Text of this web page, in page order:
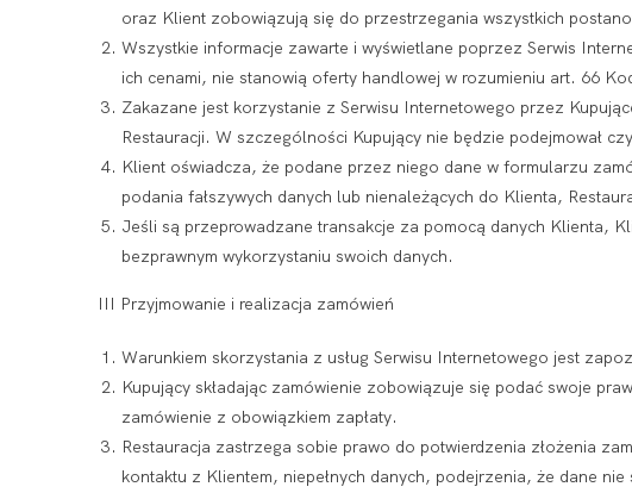
oraz Klient zobowiązują się do przestrzegania wszystkich
Wszystkie informacje zawarte i wyświetlane poprzez Serwis
ich cenami, nie stanowią oferty handlowej w rozumieniu art. 66
Zakazane jest korzystanie z Serwisu Internetowego przez
Restauracji. W szczególności Kupujący nie będzie podejmował
Klient oświadcza, że podane przez niego dane w formularzu
podania fałszywych danych lub nienależących do Klienta,
Jeśli są przeprowadzane transakcje za pomocą danych Klienta,
bezprawnym wykorzystaniu swoich danych.
III Przyjmowanie i realizacja zamówień
Warunkiem skorzystania z usług Serwisu Internetowego jest
Kupujący składając zamówienie zobowiązuje się podać swoje
zamówienie z obowiązkiem zapłaty.
Restauracja zastrzega sobie prawo do potwierdzenia złożenia
kontaktu z Klientem, niepełnych danych, podejrzenia, że dane